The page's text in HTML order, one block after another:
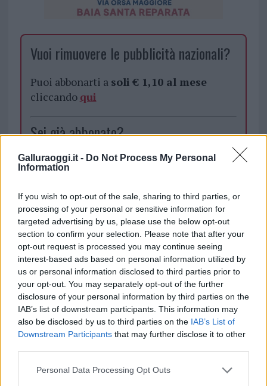
Galluraoggi.it - Do Not Process My Personal
Information
If you wish to opt-out of the sale, sharing to third parties, or
processing of your personal or sensitive information for
targeted advertising by us, please use the below opt-out
section to confirm your selection. Please note that after your
opt-out request is processed you may continue seeing
interest-based ads based on personal information utilized by
us or personal information disclosed to third parties prior to
your opt-out. You may separately opt-out of the further
disclosure of your personal information by third parties on the
IAB’s list of downstream participants. This information may
also be disclosed by us to third parties on the IAB’s List of
Downstream Participants that may further disclose it to other
Please note that this website/app uses one or more Google
Personal Data Processing Opt Outs
Vuoi rimuovere le pubblicità nazionali?
Puoi abbonarti a soli € 1,10 al mese
cliccando qui
Sei già abbonato?
Puoi effettuare l'accesso andando nella
cliccando qui
TEMI: Geovillage Olbia
Notizie in tempo reale?
Entra nel canale telegram di
GalluraOggi.it
Inviaci le tue segnalazioni,
i tuoi video e le tue foto